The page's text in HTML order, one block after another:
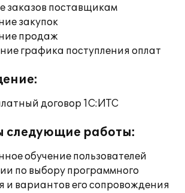
заказов поставщикам
закупок
продаж
графика поступления оплат
договор 1С:ИТС
следующие работы:
обучение пользователей
по выбору программного
и вариантов его сопровождения